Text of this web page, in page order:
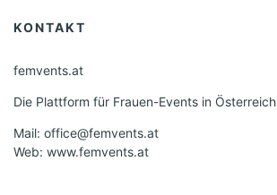
KONTAKT
femvents.at
Die Plattform für Frauen-Events in Österreich
Mail: office@femvents.at
Web: www.femvents.at